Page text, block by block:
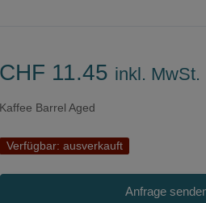
CHF 11.45 inkl. MwSt.
Kaffee Barrel Aged
Verfügbar: ausverkauft